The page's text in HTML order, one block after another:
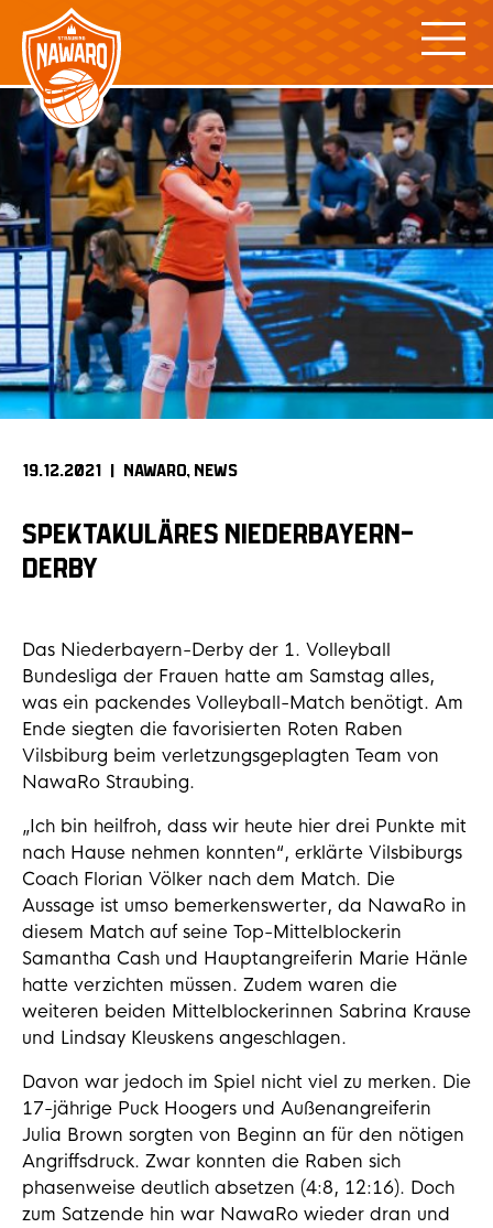
content
19.12.2021 | NAWARO NEWS
SPEKTAKULÄRES NIEDERBAYERN-
DERBY
Das Niederbayern-Derby der 1. Volleyball
Bundesliga der Frauen hatte am Samstag alles,
was ein packendes Volleyball-Match benötigt. Am
Ende siegten die favorisierten Roten Raben
Vilsbiburg beim verletzungsgeplagten Team von
NawaRo Straubing.
„Ich bin heilfroh, dass wir heute hier drei Punkte mit
nach Hause nehmen konnten“, erklärte Vilsbiburgs
Coach Florian Völker nach dem Match. Die
Aussage ist umso bemerkenswerter, da NawaRo in
diesem Match auf seine Top-Mittelblockerin
Samantha Cash und Hauptangreiferin Marie Hänle
hatte verzichten müssen. Zudem waren die
weiteren beiden Mittelblockerinnen Sabrina Krause
und Lindsay Kleuskens angeschlagen.
Davon war jedoch im Spiel nicht viel zu merken. Die
17-jährige Puck Hoogers und Außenangreiferin
Julia Brown sorgten von Beginn an für den nötigen
Angriffsdruck. Zwar konnten die Raben sich
phasenweise deutlich absetzen (4:8, 12:16). Doch
zum Satzende hin war NawaRo wieder dran und